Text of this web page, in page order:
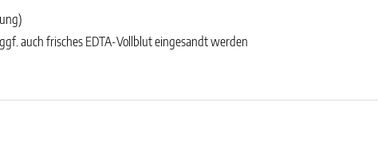
auch frisches EDTA-Vollblut eingesandt werden